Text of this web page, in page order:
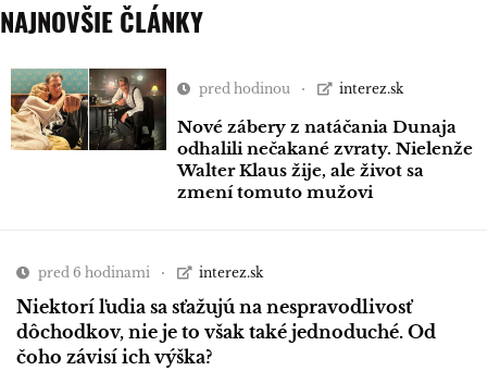
NAJNOVŠIE ČLÁNKY
pred hodinou interez.sk
Nové zábery z natáčania Dunaja
odhalili nečakané zvraty. Nielenže
Walter Klaus žije, ale život sa
zmení tomuto mužovi
pred 6 hodinami interez.sk
Niektorí ľudia sa sťažujú na nespravodlivosť
dôchodkov, nie je to však také jednoduché. Od
čoho závisí ich výška?